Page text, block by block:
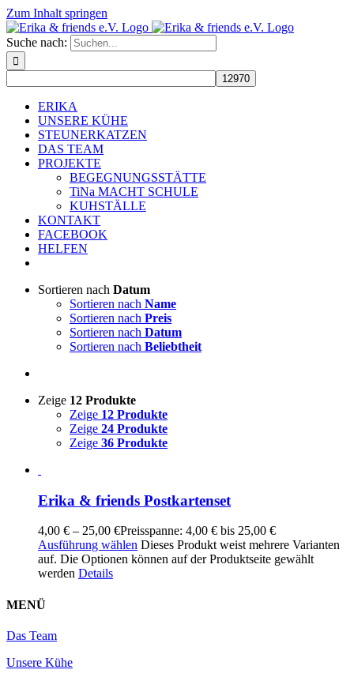
Zum Inhalt springen
Suche nach:
ERIKA
UNSERE KÜHE
STEUNERKATZEN
DAS TEAM
PROJEKTE
BEGEGNUNGSSTÄTTE
TiNa MACHT SCHULE
KUHSTÄLLE
KONTAKT
FACEBOOK
HELFEN
Sortieren nach Datum
Sortieren nach Name
Sortieren nach Preis
Sortieren nach Datum
Sortieren nach Beliebtheit
Zeige 12 Produkte
Zeige 12 Produkte
Zeige 24 Produkte
Zeige 36 Produkte
Erika & friends Postkartenset
4,00 € – 25,00 €Preisspanne: 4,00 € bis 25,00 €
Ausführung wählen Dieses Produkt weist mehrere Varianten
auf. Die Optionen können auf der Produktseite gewählt
werden Details
MENÜ
Das Team
Unsere Kühe